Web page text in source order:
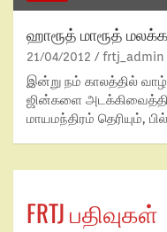
ஹாரூத் மாரூத்
21/04/2012 frtj_admin
இன்று நம் காலத்தில்
ஜின்களை
மாயமந்திரம் தெரியும்,
FRTJ பதிவுகள்